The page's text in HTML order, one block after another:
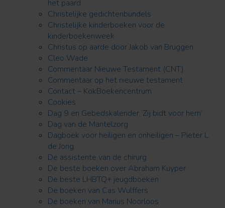
het paard
Christelijke gedichtenbundels
Christelijke kinderboeken voor de
kinderboekenweek
Christus op aarde door Jakob van Bruggen
Cleo Wade
Commentaar Nieuwe Testament (CNT)
Commentaar op het nieuwe testament
Contact – KokBoekencentrum
Cookies
Dag 9 en Gebedskalender ‘Zij bidt voor hem’
Dag van de Mantelzorg
Dagboek voor heiligen en onheiligen – Pieter L.
de Jong
De assistente van de chirurg
De beste boeken over Abraham Kuyper
De beste LHBTQ+ jeugdboeken
De boeken van Cas Wulffers
De boeken van Marius Noorloos